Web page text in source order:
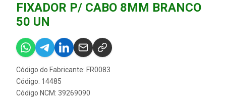
FIXADOR P/ CABO 8MM BRANCO
50 UN
Código do Fabricante: FR0083
Código: 14485
Código NCM: 39269090